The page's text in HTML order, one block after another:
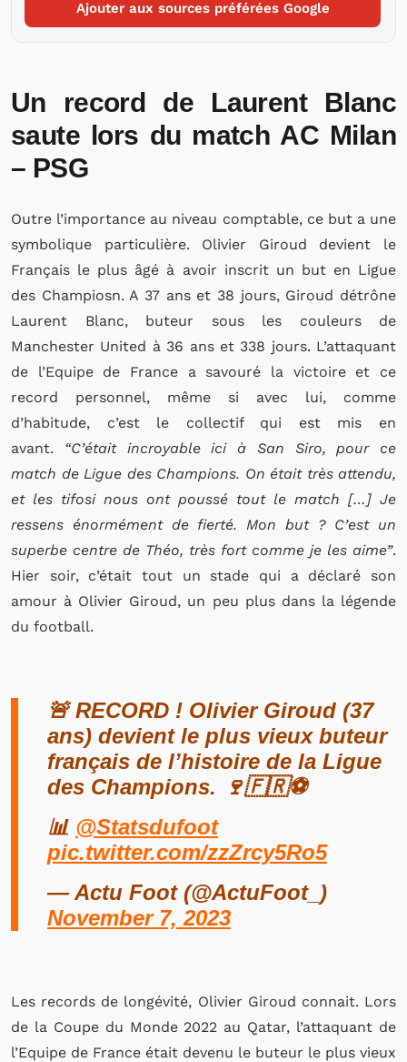
Ajouter aux sources préférées Google
Un record de Laurent Blanc
saute lors du match AC Milan
– PSG
Outre l’importance au niveau comptable, ce but a une
symbolique particulière. Olivier Giroud devient le
Français le plus âgé à avoir inscrit un but en Ligue
des Champiosn. A 37 ans et 38 jours, Giroud détrône
Laurent Blanc, buteur sous les couleurs de
Manchester United à 36 ans et 338 jours. L’attaquant
de l’Equipe de France a savouré la victoire et ce
record personnel, même si avec lui, comme
d’habitude, c’est le collectif qui est mis en
avant. “C’était incroyable ici à San Siro, pour ce
match de Ligue des Champions. On était très attendu,
et les tifosi nous ont poussé tout le match […] Je
ressens énormément de fierté. Mon but ? C’est un
superbe centre de Théo, très fort comme je les aime”.
Hier soir, c’était tout un stade qui a déclaré son
amour à Olivier Giroud, un peu plus dans la légende
du football.
🚨 RECORD ! Olivier Giroud (37
ans) devient le plus vieux buteur
français de l’histoire de la Ligue
des Champions. 🍷🇫🇷⚽️
📊 @Statsdufoot
pic.twitter.com/zzZrcy5Ro5
— Actu Foot (@ActuFoot_)
November 7, 2023
Les records de longévité, Olivier Giroud connait. Lors
de la Coupe du Monde 2022 au Qatar, l’attaquant de
l’Equipe de France était devenu le buteur le plus vieux